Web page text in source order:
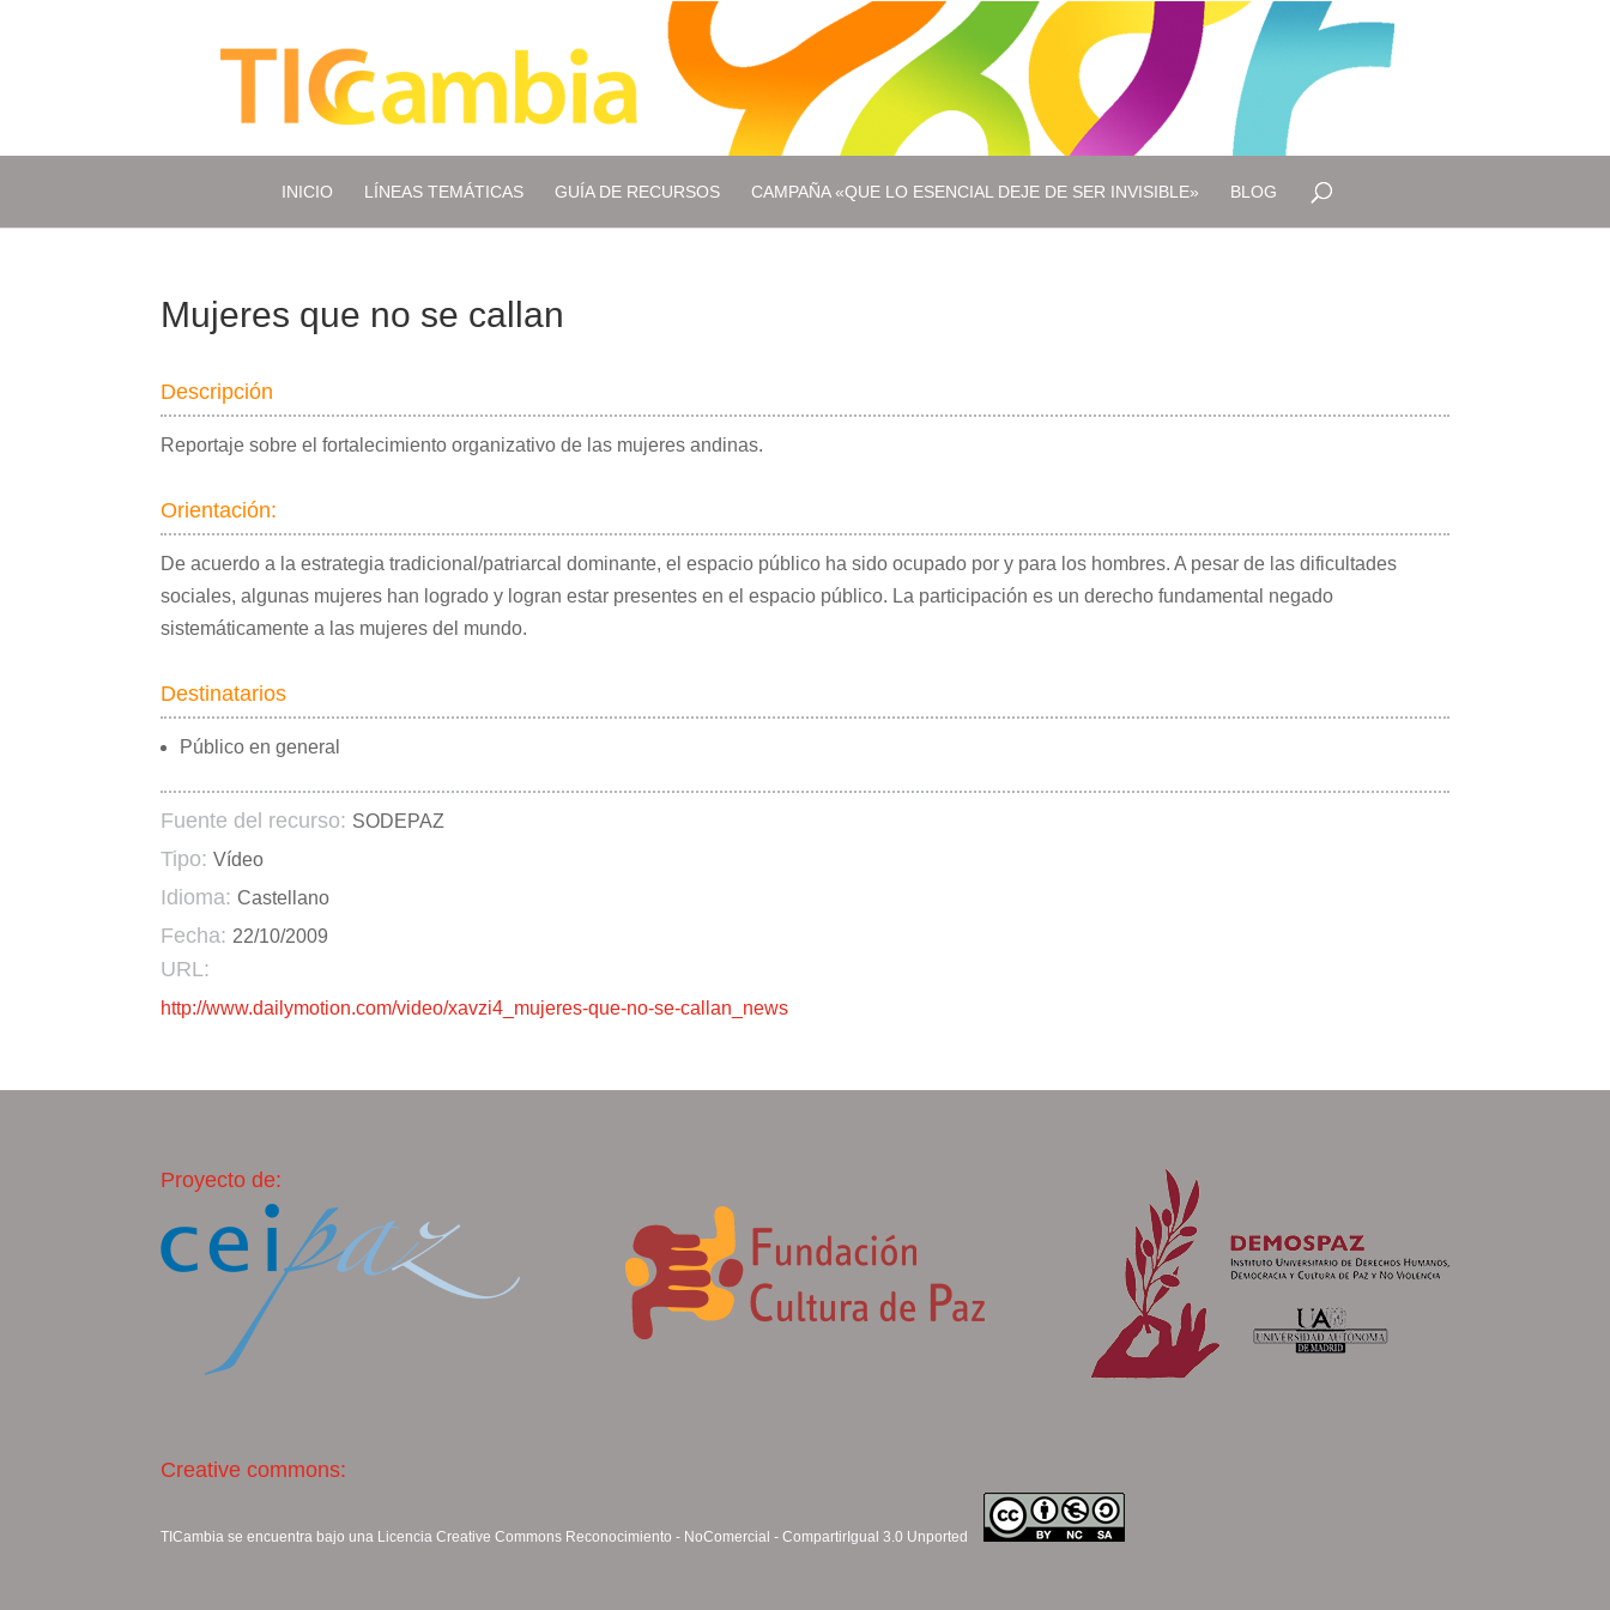
INICIO LÍNEAS TEMÁTICAS GUÍA DE RECURSOS CAMPAÑA «QUE LO ESENCIAL DEJE DE SER INVISIBLE» BLOG
Mujeres que no se callan
Descripción
Reportaje sobre el fortalecimiento organizativo de las mujeres andinas.
Orientación:
De acuerdo a la estrategia tradicional/patriarcal dominante, el espacio público ha sido ocupado por y para los hombres. A pesar de las dificultades
sociales, algunas mujeres han logrado y logran estar presentes en el espacio público. La participación es un derecho fundamental negado
sistemáticamente a las mujeres del mundo.
Destinatarios
Público en general
Fuente del recurso: SODEPAZ
Tipo: Vídeo
Idioma: Castellano
Fecha: 22/10/2009
URL:
http://www.dailymotion.com/video/xavzi4_mujeres-que-no-se-callan_news
Proyecto de:
Creative commons:
TICambia se encuentra bajo una LicenciaCreative Commons Reconocimiento - NoComercial - CompartirIgual 3.0 Unported